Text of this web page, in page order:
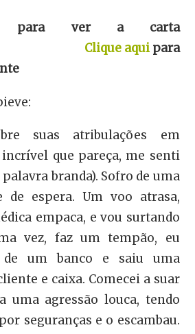
ver a carta
Clique aquipara
suas atribulações em
que pareça, me senti
branda). Sofro de uma
de espera. Um voo atrasa,
empaca, e vou surtando
vez, faz um tempão, eu
um banco e saiu uma
e caixa. Comecei a suar
agressão louca, tendo
seguranças e o escambau.